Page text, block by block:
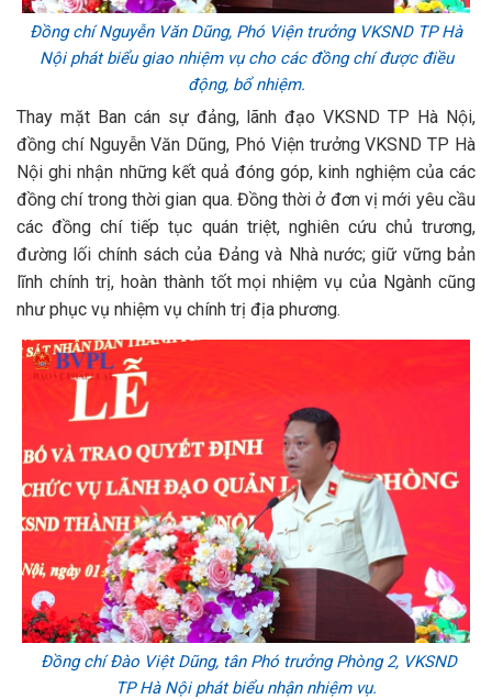
Đồng chí Nguyễn Văn Dũng, Phó Viện trưởng VKSND TP Hà
Nội phát biểu giao nhiệm vụ cho các đồng chí được điều
động, bổ nhiệm.
Thay mặt Ban cán sự đảng, lãnh đạo VKSND TP Hà Nội,
đồng chí Nguyễn Văn Dũng, Phó Viện trưởng VKSND TP Hà
Nội ghi nhận những kết quả đóng góp, kinh nghiệm của các
đồng chí trong thời gian qua. Đồng thời ở đơn vị mới yêu cầu
các đồng chí tiếp tục quán triệt, nghiên cứu chủ trương,
đường lối chính sách của Đảng và Nhà nước; giữ vững bản
lĩnh chính trị, hoàn thành tốt mọi nhiệm vụ của Ngành cũng
như phục vụ nhiệm vụ chính trị địa phương.
Đồng chí Đào Việt Dũng, tân Phó trưởng Phòng 2, VKSND
TP Hà Nội phát biểu nhận nhiệm vụ.